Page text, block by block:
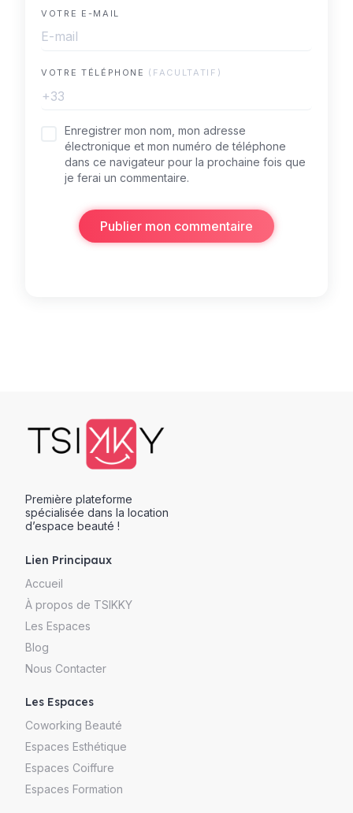
VOTRE E-MAIL
VOTRE TÉLÉPHONE (FACULTATIF)
+33
Enregistrer mon nom, mon adresse
électronique et mon numéro de téléphone
dans ce navigateur pour la prochaine fois que
je ferai un commentaire.
Publier mon commentaire
Première plateforme
spécialisée dans la location
d’espace beauté !
Lien Principaux
Accueil
À propos de TSIKKY
Les Espaces
Blog
Nous Contacter
Les Espaces
Coworking Beauté
Espaces Esthétique
Espaces Coiffure
Espaces Formation